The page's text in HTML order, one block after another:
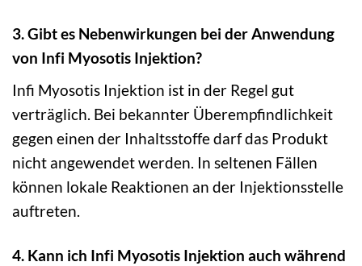
3. Gibt es Nebenwirkungen bei der Anwendung
von Infi Myosotis Injektion?
Infi Myosotis Injektion ist in der Regel gut
verträglich. Bei bekannter Überempfindlichkeit
gegen einen der Inhaltsstoffe darf das Produkt
nicht angewendet werden. In seltenen Fällen
können lokale Reaktionen an der Injektionsstelle
auftreten.
4. Kann ich Infi Myosotis Injektion auch während